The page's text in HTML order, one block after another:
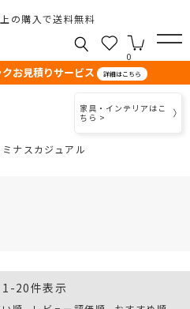
の購入で送料無料
0
お見積りサービス 詳細はこちら
家具・インテリアはこ
ちら >
ミナスカジュアル
1 -20件表示